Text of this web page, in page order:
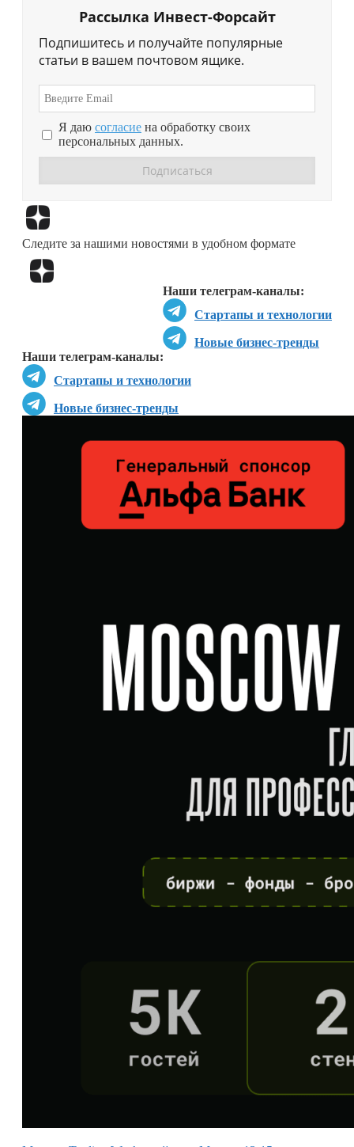
Рассылка Инвест-Форсайт
Подпишитесь и получайте популярные
статьи в вашем почтовом ящике.
Я даю согласие на обработку своих
персональных данных.
Следите за нашими новостями в удобном формате
Наши телеграм-каналы:
Стартапы и технологии
Новые бизнес-тренды
Наши телеграм-каналы:
Стартапы и технологии
Новые бизнес-тренды